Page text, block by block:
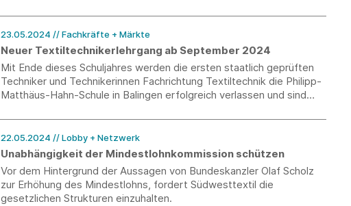
23.05.2024 // Fachkräfte + Märkte
Neuer Textiltechnikerlehrgang ab September 2024
Mit Ende dieses Schuljahres werden die ersten staatlich geprüften
Techniker und Technikerinnen Fachrichtung Textiltechnik die Philipp-
Matthäus-Hahn-Schule in Balingen erfolgreich verlassen und sind
22.05.2024 // Lobby + Netzwerk
Unabhängigkeit der Mindestlohnkommission schützen
Vor dem Hintergrund der Aussagen von Bundeskanzler Olaf Scholz
zur Erhöhung des Mindestlohns, fordert Südwesttextil die
gesetzlichen Strukturen einzuhalten.